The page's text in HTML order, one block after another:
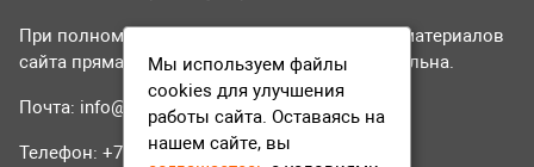
При полном или частичном использовании материалов
сайта прямая гиперссылка на tvr24.tv обязательна.
Почта: info@tvr24.tv
Телефон: +7 (496) 551-04-95
Мы используем файлы
cookies для улучшения
работы сайта. Оставаясь на
нашем сайте, вы